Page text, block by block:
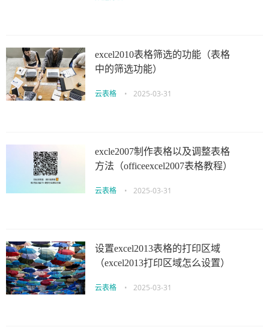
excel2010表格筛选的功能（表格
中的筛选功能）
云表格 • 2025-03-31
excle2007制作表格以及调整表格
方法（officeexcel2007表格教程）
云表格 • 2025-03-31
设置excel2013表格的打印区域
（excel2013打印区域怎么设置）
云表格 • 2025-03-31